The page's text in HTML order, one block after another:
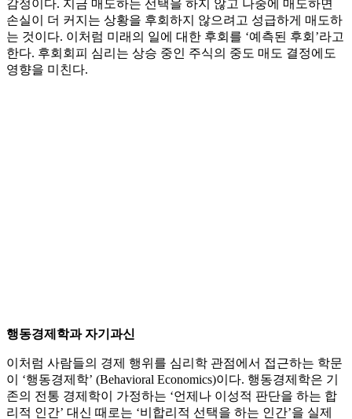
감정이다. 지금 매도하는 선택을 하지 않고 나중에 매도하면
손실이 더 커지는 상황을 후회하지 않으려고 성급하게 매도하
는 것이다. 이처럼 미래의 일에 대한 후회를 ‘예측된 후회’라고
한다. 후회회피 심리는 상승 중인 주식의 중도 매도 결정에도
영향을 미친다.
행동경제학과 자기과신
이처럼 사람들의 경제 행위를 심리학 관점에서 접근하는 학문
이 ‘행동경제학’ (Behavioral Economics)이다. 행동경제학은 기
존의 전통 경제학이 가정하는 ‘언제나 이성적 판단을 하는 합
리적 인간’ 대신 때로는 ‘비합리적 선택을 하는 인간’을 실제